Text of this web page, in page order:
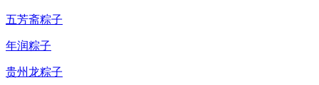
五芳斋粽子
年润粽子
贵州龙粽子